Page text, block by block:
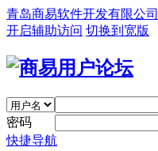
青岛商易软件开发有限公司
开启辅助访问 切换到宽版
密码
快捷导航